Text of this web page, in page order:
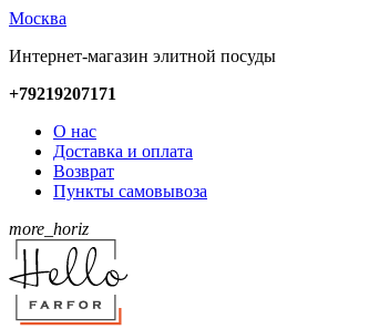
Москва
Интернет-магазин элитной посуды
+79219207171
О нас
Доставка и оплата
Возврат
Пункты самовывоза
more_horiz